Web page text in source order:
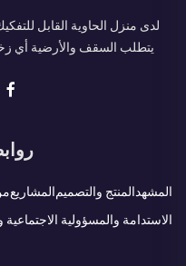
يتطلب السقف والأرضية أي
المشهدالمنتج والتصميمالمشاريع
الاستدامة والمسؤولية